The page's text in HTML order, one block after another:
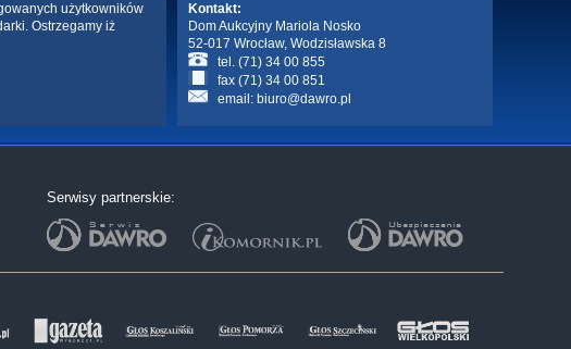
użytkowników
Ostrzegamy iż
Kontakt:
Dom Aukcyjny Mariola Nosko
52-017 Wrocław, Wodzisławska 8
tel. (71) 34 00 855
fax (71) 34 00 851
email: biuro@dawro.pl
Serwisy partnerskie: